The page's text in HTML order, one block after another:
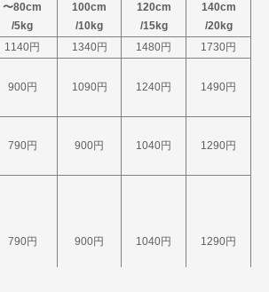
1360円 1670円 2085円
1470円 1780円 2195円
〜80cm
/5kg
100cm
/10kg
120cm
/15kg
140cm
/20kg
1140円 1340円 1480円
1730円
900円 1090円 1240円 1490円
790円 900円 1040円 1290円
790円 900円 1040円 1290円